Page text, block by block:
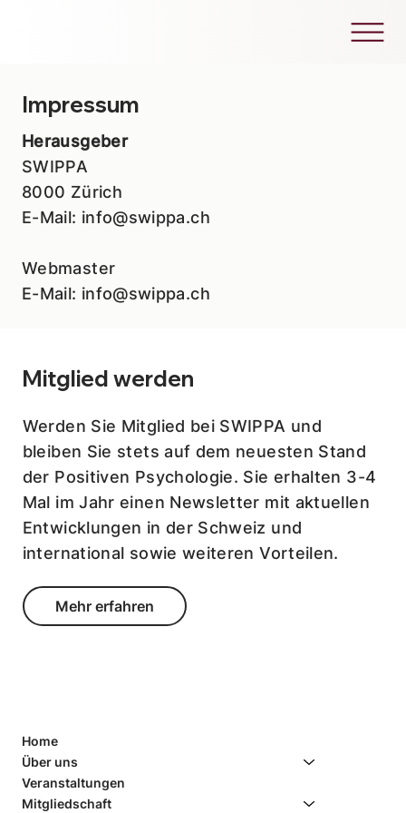
Impressum
Herausgeber
SWIPPA
8000 Zürich
E-Mail: info@swippa.ch
Webmaster
E-Mail: info@swippa.ch
Home
Über uns
Veranstaltungen
Mitgliedschaft
Mitglied werden
Werden Sie Mitglied bei SWIPPA und
bleiben Sie stets auf dem neuesten Stand
der Positiven Psychologie. Sie erhalten 3-4
Mal im Jahr einen Newsletter mit aktuellen
Entwicklungen in der Schweiz und
international sowie weiteren Vorteilen.
Mehr erfahren